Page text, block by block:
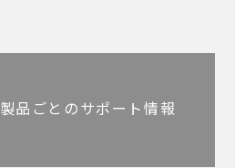
製品ごとのサポート情報